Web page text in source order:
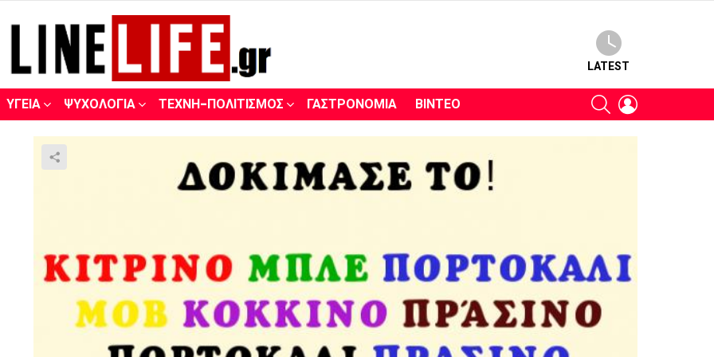
LATEST
ΥΓΕΊΑ ΨΥΧΟΛΟΓΊΑ ΤΈΧΝΗ-ΠΟΛΙΤΙΣΜΌΣ ΓΑΣΤΡΟΝΟΜΊΑ ΒΊΝΤΕΟ SEARCH